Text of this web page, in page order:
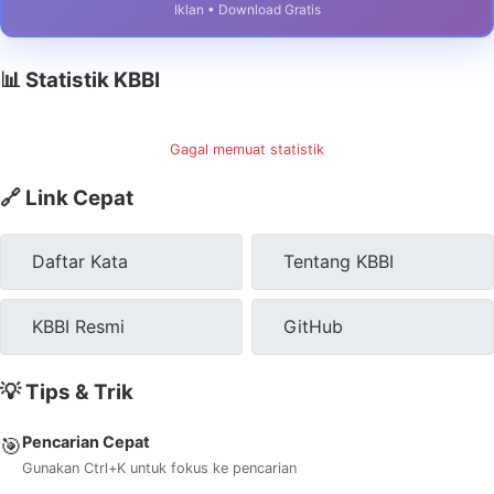
Iklan • Download Gratis
📊 Statistik KBBI
Gagal memuat statistik
🔗 Link Cepat
Daftar Kata Tentang KBBI
KBBI Resmi GitHub
💡 Tips & Trik
🎯Pencarian Cepat
Gunakan Ctrl+K untuk fokus ke pencarian